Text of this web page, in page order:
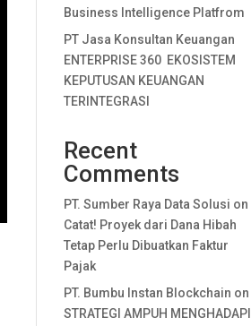
Business Intelligence Platfrom
PT Jasa Konsultan Keuangan
ENTERPRISE 360 EKOSISTEM
KEPUTUSAN KEUANGAN
TERINTEGRASI
Recent
Comments
PT. Sumber Raya Data Solusi on
Catat! Proyek dari Dana Hibah
Tetap Perlu Dibuatkan Faktur
Pajak
PT. Bumbu Instan Blockchain on
STRATEGI AMPUH MENGHADAPI